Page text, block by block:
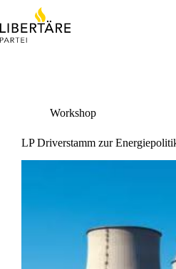
content
Workshop
LP Driverstamm zur